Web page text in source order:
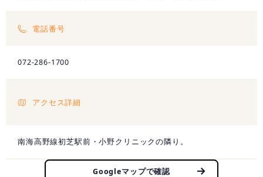
電話番号
072-286-1700
アクセス詳細
南海高野線初芝駅前・小野クリニックの隣り。
Googleマップで確認